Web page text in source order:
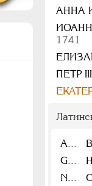
АННА
1741
ПЕТР III
A B
G
H
N